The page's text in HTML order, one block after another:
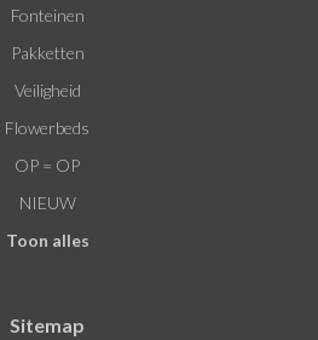
Fonteinen
Pakketten
Veiligheid
Flowerbeds
OP = OP
NIEUW
Toon alles
Sitemap